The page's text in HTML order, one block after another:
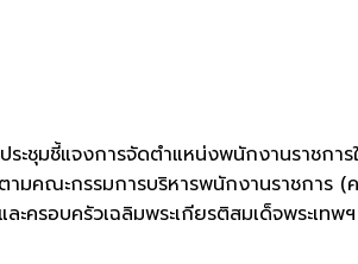
ชุมชี้แจงการจัดตำแหน่งพนักงานราชการใ
มคณะกรรมการบริหารพนักงานราชการ (
ครอบครัวเฉลิมพระเกียรติสมเด็จพระเทพ